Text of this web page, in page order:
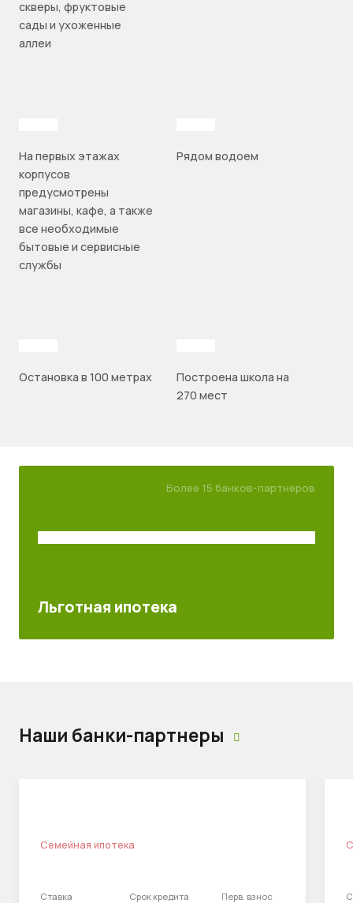
скверы, фруктовые
сады и ухоженные
аллеи
На первых этажах
корпусов
предусмотрены
магазины, кафе, а также
все необходимые
бытовые и сервисные
службы
Рядом водоем
Остановка в 100 метрах
Построена школа на
270 мест
Более 15 банков-партнеров
Льготная ипотека
Наши банки-партнеры
Семейная ипотека
Ставка Срок кредита Перв. взнос